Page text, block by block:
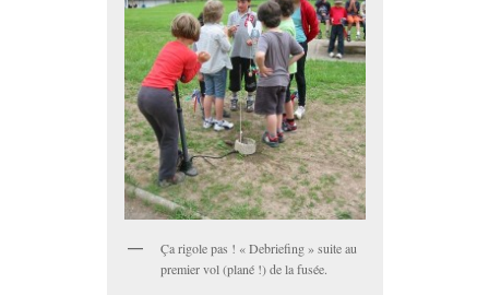
Ça rigole pas ! « Debriefing » suite au
premier vol (plané !) de la fusée.